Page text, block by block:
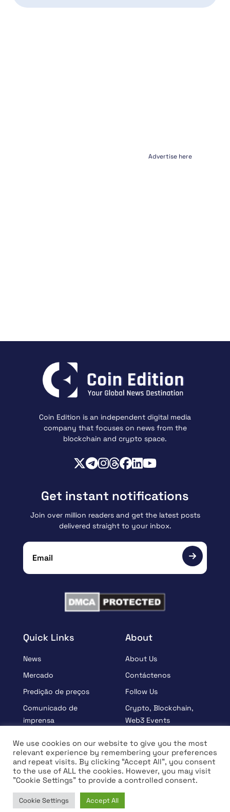
Advertise here
Coin Edition is an independent digital media
company that focuses on news from the
blockchain and crypto space.
Quick Links
News
Mercado
Predição de preços
Comunicado de
imprensa
Aprender
Entrevista
About
About Us
Contáctenos
Follow Us
Crypto, Blockchain,
Web3 Events
Terms And Condition
Privacy Policy
Get instant notifications
Join over million readers and get the latest posts
delivered straight to your inbox.
© Copyright 2026 All rights Reserved | Coin Edition
We use cookies on our website to give you the most
relevant experience by remembering your preferences
and repeat visits. By clicking “Accept All”, you consent
to the use of ALL the cookies. However, you may visit
"Cookie Settings" to provide a controlled consent.
Cookie Settings Accept All